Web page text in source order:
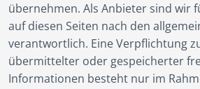
übernehmen. Als Anbieter sind wir
auf diesen Seiten nach den
verantwortlich. Eine Verpflichtung
übermittelter oder gespeicherter
Informationen besteht nur im